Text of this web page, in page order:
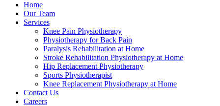
Home
Our Team
Services
Knee Pain Physiotherapy
Physiotherapy for Back Pain
Paralysis Rehabilitation at Home
Stroke Rehabilitation Physiotherapy at Home
Hip Replacement Physiotherapy
Sports Physiotherapist
Knee Replacement Physiotherapy at Home
Contact Us
Careers